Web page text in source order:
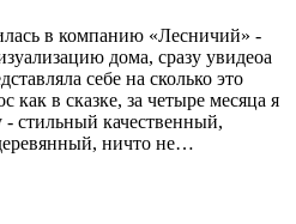
в компанию «Лесничий» -
дома, сразу увидеоа
себе на сколько это
как в сказке, за четыре месяца я
- стильный качественный,
ничто не…